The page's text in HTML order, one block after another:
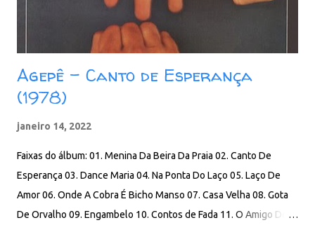
Agepê - Canto de Esperança
(1978)
janeiro 14, 2022
Faixas do álbum: 01. Menina Da Beira Da Praia 02. Canto De
Esperança 03. Dance Maria 04. Na Ponta Do Laço 05. Laço De
Amor 06. Onde A Cobra É Bicho Manso 07. Casa Velha 08. Gota
De Orvalho 09. Engambelo 10. Contos de Fada 11. O Amigo Do